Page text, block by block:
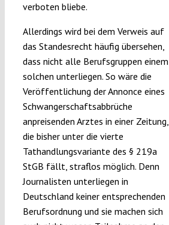
verboten bliebe.
Allerdings wird bei dem Verweis auf
das Standesrecht häufig übersehen,
dass nicht alle Berufsgruppen einem
solchen unterliegen. So wäre die
Veröffentlichung der Annonce eines
Schwangerschaftsabbrüche
anpreisenden Arztes in einer Zeitung,
die bisher unter die vierte
Tathandlungsvariante des § 219a
StGB fällt, straflos möglich. Denn
Journalisten unterliegen in
Deutschland keiner entsprechenden
Berufsordnung und sie machen sich